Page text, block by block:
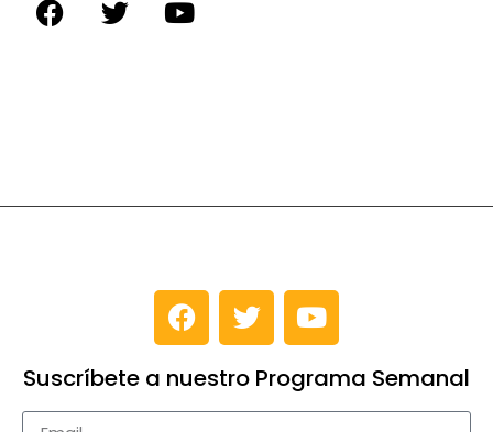
Suscríbete a nuestro Programa Semanal